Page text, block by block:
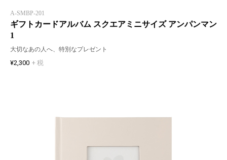
A-SMBP-201
ギフトカードアルバム スクエアミニサイズ アンパンマン
1
大切なあの人へ、特別なプレゼント
¥2,300 + 税